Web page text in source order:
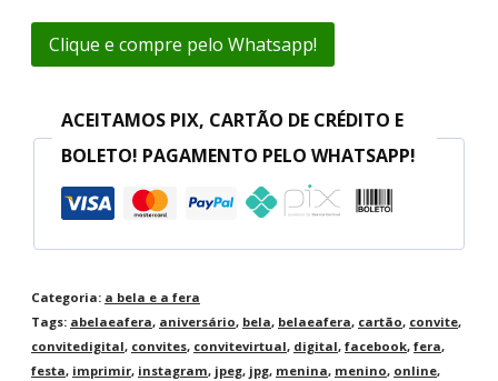
Clique e compre pelo Whatsapp!
ACEITAMOS PIX, CARTÃO DE CRÉDITO E
BOLETO! PAGAMENTO PELO WHATSAPP!
Categoria: a bela e a fera
Tags: abelaeafera, aniversário, bela, belaeafera, cartão, convite,
convitedigital, convites, convitevirtual, digital, facebook, fera,
festa, imprimir, instagram, jpeg, jpg, menina, menino, online,